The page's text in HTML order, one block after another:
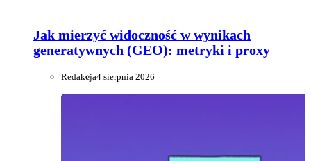
Jak mierzyć widoczność w wynikach
generatywnych (GEO): metryki i proxy
Redakcja4 sierpnia 2026